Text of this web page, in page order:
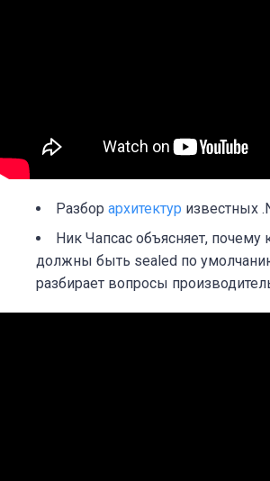
Разбор архитектур известных
Ник Чапсас объясняет, почему
должны быть sealed по
разбирает вопросы